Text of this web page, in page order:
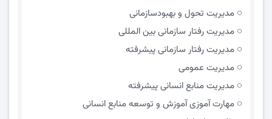
مدیریت تحول و بهبود‌سازمانی
مدیریت رفتار سازمانی بین المللی
مدیریت رفتار سازمانی پیشرفته
مدیریت عمومی
مدیریت منابع انسانی پیشرفته
مهارت آموزی آموزش و توسعه منابع انسانی